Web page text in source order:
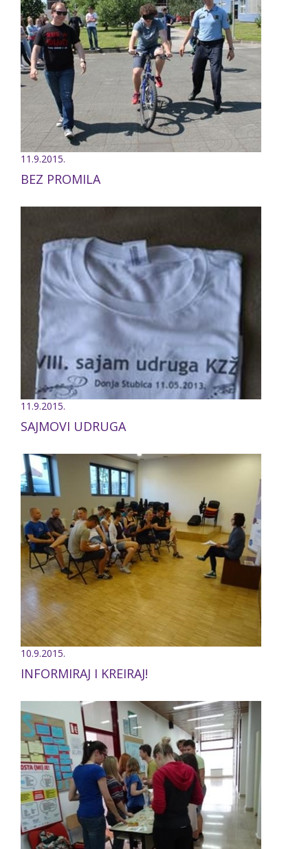
11.9.2015.
BEZ PROMILA
11.9.2015.
SAJMOVI UDRUGA
10.9.2015.
INFORMIRAJ I KREIRAJ!